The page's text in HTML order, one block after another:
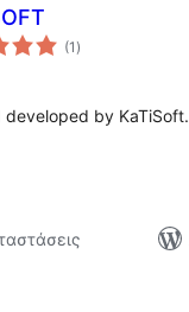
(1 αξιολογήσεις
σύνολο
)
developed by KaTiSoft.